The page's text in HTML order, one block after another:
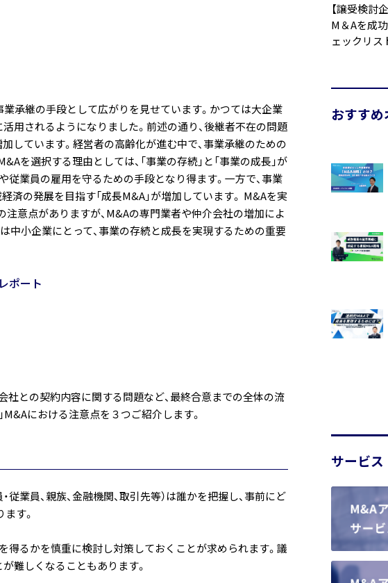
業承継の手段として広がりを見せています。かつては大企業
用されるようになりました。前述の通り、後継者不在の問題
しています。経営者の高齢化が進む中で、事業承継のための
選択する理由としては、「事業の存続」と「事業の成長」が
業員の雇用を守るための手段となり得ます。一方で、事業
済の発展を目指す「成長M&A」が増加しています。 M&Aを実
意点がありますが、M&Aの専門業者や仲介会社の増加によ
中小企業にとって、事業の存続と成長を実現するための重要
ポート
社との契約内容に関する問題など、最終合意までの全体の流
における注意点を３つご紹介します。
業員、親族、金融機関、取引先等）は誰かを把握し、事前にど
す。
得るかを慎重に検討し対策しておくことが求められます。議
難しくなることもあります。
【譲受検討
M＆Aを成
ェックリス
おすす
サービス